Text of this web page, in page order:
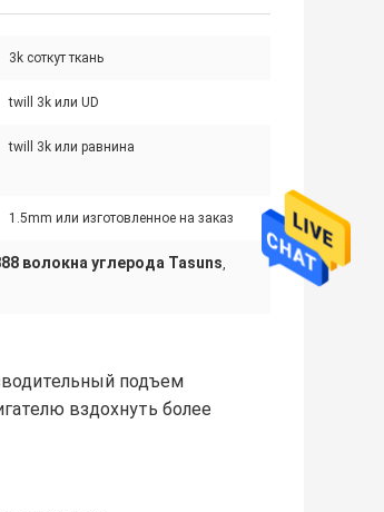
3k соткут ткань
twill 3k или UD
twill 3k или равнина
1.5mm или изготовленное на заказ
волокна углерода Tasuns,
подъем
вздохнуть более